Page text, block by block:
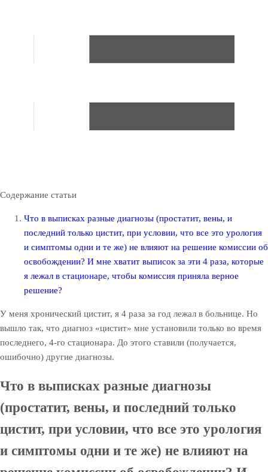
Содержание статьи
Что в выписках разные диагнозы (простатит, вены, и
последний только цистит, при условии, что все это урология
и симптомы одни и те же) не влияют на решение комиссии об
освобождении? И мне хватит выписок за эти 4 раза, которые
я лежал в стационаре, чтобы комиссия приняла верное
решение?
У меня хронический цистит, я 4 раза за год лежал в больнице. Но
вышло так, что диагноз «цистит» мне установили только во время
последнего, 4-го стационара. До этого ставили (получается,
ошибочно) другие диагнозы.
Что в выписках разные диагнозы
(простатит, вены, и последний только
цистит, при условии, что все это урология
и симптомы одни и те же) не влияют на